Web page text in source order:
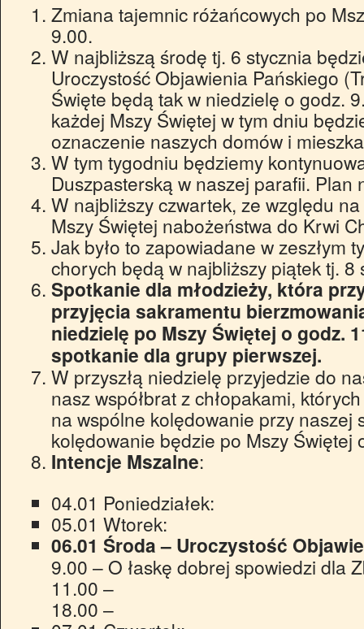
Zmiana tajemnic różańcowych po
9.00.
W najbliższą środę tj. 6 stycznia
Uroczystość Objawienia Pańskiego
Święte będą tak w niedzielę o godz.
każdej Mszy Świętej w tym dniu
oznaczenie naszych domów i
W tym tygodniu będziemy
Duszpasterską w naszej parafii. Plan
W najbliższy czwartek, ze względu
Mszy Świętej nabożeństwa do Krwi
Jak było to zapowiadane w zeszłym
chorych będą w najbliższy piątek tj. 8
Spotkanie dla młodzieży, która
przyjęcia sakramentu
niedzielę po Mszy Świętej o godz.
spotkanie dla grupy pierwszej.
W przyszłą niedzielę przyjedzie do
nasz współbrat z chłopakami,
na wspólne kolędowanie przy naszej
kolędowanie będzie po Mszy Świętej
Intencje Mszalne:
04.01 Poniedziałek:
05.01 Wtorek:
06.01 Środa – Uroczystość
9.00 – O łaskę dobrej spowiedzi dla
11.00 –
18.00 –